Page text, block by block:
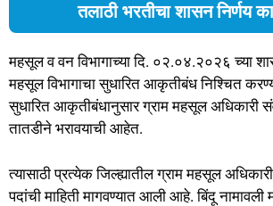
तलाठी भरतीचा शासन निर्णय
महसूल व वन विभागाच्या दि. ०२.०४.२०२६ च्या
महसूल विभागाचा सुधारित आकृतीबंध निश्चित
सुधारित आकृतीबंधानुसार ग्राम महसूल अधिकारी
तातडीने भरावयाची आहेत.
त्यासाठी प्रत्येक जिल्ह्यातील ग्राम महसूल
पदांची माहिती मागवण्यात आली आहे. बिंदू नामावली